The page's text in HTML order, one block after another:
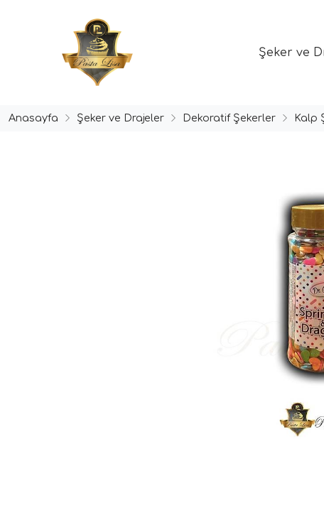
Şeker ve
Anasayfa Şeker ve Drajeler Dekoratif Şekerler Kalp